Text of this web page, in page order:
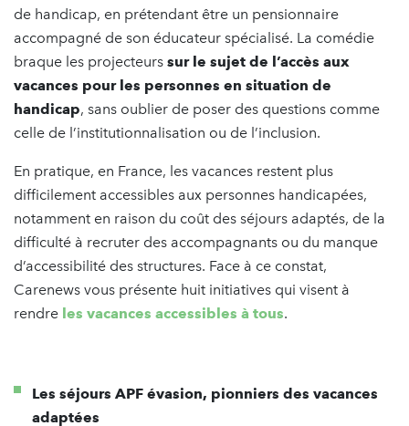
de handicap, en prétendant être un pensionnaire
accompagné de son éducateur spécialisé. La comédie
braque les projecteurs sur le sujet de l’accès aux
vacances pour les personnes en situation de
handicap, sans oublier de poser des questions comme
celle de l’institutionnalisation ou de l’inclusion.
En pratique, en France, les vacances restent plus
difficilement accessibles aux personnes handicapées,
notamment en raison du coût des séjours adaptés, de la
difficulté à recruter des accompagnants ou du manque
d’accessibilité des structures. Face à ce constat,
Carenews vous présente huit initiatives qui visent à
rendre les vacances accessibles à tous.
Les séjours APF évasion, pionniers des vacances
adaptées